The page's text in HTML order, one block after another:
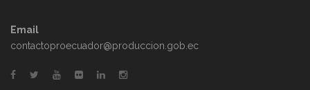
Email
contactoproecuador@produccion.gob.ec